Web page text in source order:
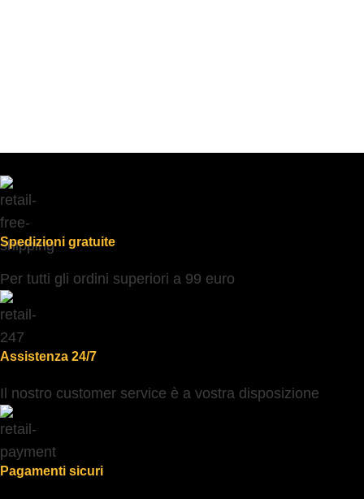
Spedizioni gratuite
Per tutti gli ordini superiori a 99 euro
Assistenza 24/7
Il nostro customer service è a vostra disposizione
Pagamenti sicuri